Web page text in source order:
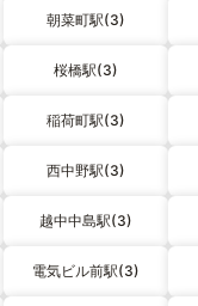
朝菜町駅(3)
桜橋駅(3)
稲荷町駅(3)
西中野駅(3)
越中中島駅(3)
電気ビル前駅(3)